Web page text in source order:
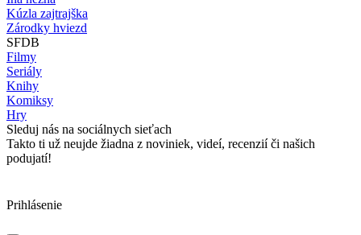
Kúzla zajtrajška
Zárodky hviezd
SFDB
Filmy
Seriály
Knihy
Komiksy
Hry
Sleduj nás na sociálnych sieťach
Takto ti už neujde žiadna z noviniek, videí, recenzií či našich
podujatí!
Prihlásenie